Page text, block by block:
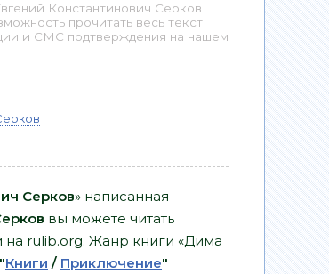
Константинович Серков
прочитать весь текст
и СМС подтверждения на нашем
Серков» написанная
вы можете читать
на rulib.org. Жанр книги «Дима
"Книги / Приключение"